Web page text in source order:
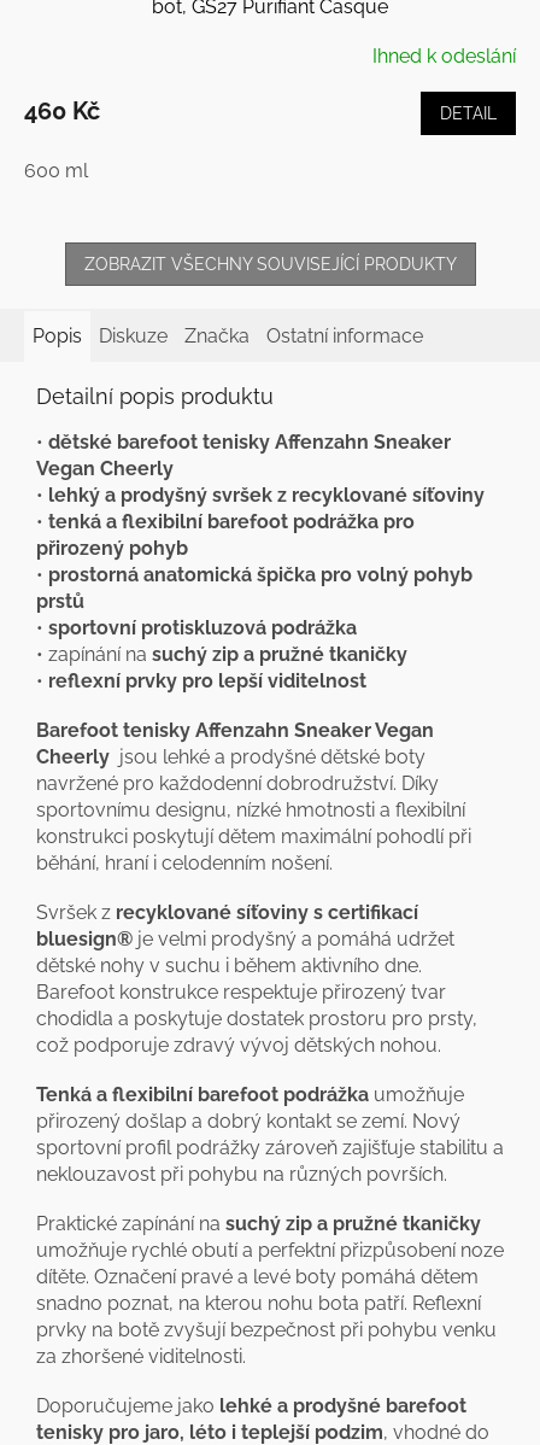
bot, GS27 Purifiant Casque
Ihned k odeslání
460 Kč DETAIL
600 ml
ZOBRAZIT VŠECHNY SOUVISEJÍCÍ PRODUKTY
Popis Diskuze Značka Ostatní informace
Detailní popis produktu
• dětské barefoot tenisky Affenzahn Sneaker
Vegan Cheerly
• lehký a prodyšný svršek z recyklované síťoviny
• tenká a flexibilní barefoot podrážka pro
přirozený pohyb
• prostorná anatomická špička pro volný pohyb
prstů
• sportovní protiskluzová podrážka
• zapínání na suchý zip a pružné tkaničky
• reflexní prvky pro lepší viditelnost
Barefoot tenisky Affenzahn Sneaker Vegan
Cheerly jsou lehké a prodyšné dětské boty
navržené pro každodenní dobrodružství. Díky
sportovnímu designu, nízké hmotnosti a flexibilní
konstrukci poskytují dětem maximální pohodlí při
běhání, hraní i celodenním nošení.
Svršek z recyklované síťoviny s certifikací
bluesign® je velmi prodyšný a pomáhá udržet
dětské nohy v suchu i během aktivního dne.
Barefoot konstrukce respektuje přirozený tvar
chodidla a poskytuje dostatek prostoru pro prsty,
což podporuje zdravý vývoj dětských nohou.
Tenká a flexibilní barefoot podrážka umožňuje
přirozený došlap a dobrý kontakt se zemí. Nový
sportovní profil podrážky zároveň zajišťuje stabilitu a
neklouzavost při pohybu na různých površích.
Praktické zapínání na suchý zip a pružné tkaničky
umožňuje rychlé obutí a perfektní přizpůsobení noze
dítěte. Označení pravé a levé boty pomáhá dětem
snadno poznat, na kterou nohu bota patří. Reflexní
prvky na botě zvyšují bezpečnost při pohybu venku
za zhoršené viditelnosti.
Doporučujeme jako lehké a prodyšné barefoot
tenisky pro jaro, léto i teplejší podzim, vhodné do